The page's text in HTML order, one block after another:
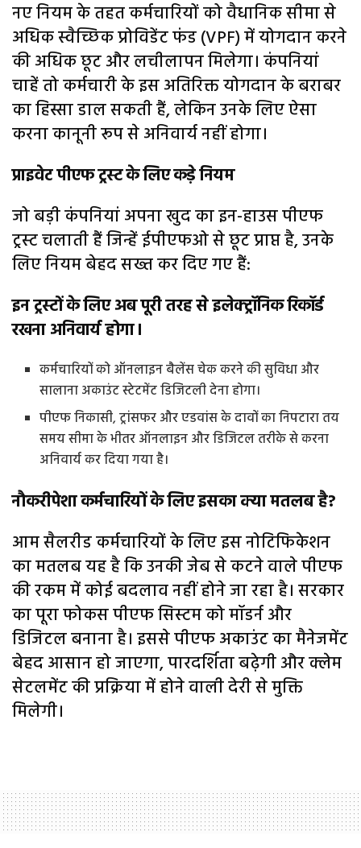
नए नियम के तहत कर्मचारियों को वैधानिक सीमा से
अधिक स्वैच्छिक प्रोविडेंट फंड (VPF) में योगदान करने
की अधिक छूट और लचीलापन मिलेगा। कंपनियां
चाहें तो कर्मचारी के इस अतिरिक्त योगदान के बराबर
का हिस्सा डाल सकती हैं, लेकिन उनके लिए ऐसा
करना कानूनी रूप से अनिवार्य नहीं होगा।
प्राइवेट पीएफ ट्रस्ट के लिए कड़े नियम
जो बड़ी कंपनियां अपना खुद का इन-हाउस पीएफ
ट्रस्ट चलाती हैं जिन्हें ईपीएफओ से छूट प्राप्त है, उनके
लिए नियम बेहद सख्त कर दिए गए हैं:
इन ट्रस्टों के लिए अब पूरी तरह से इलेक्ट्रॉनिक रिकॉर्ड
रखना अनिवार्य होगा।
कर्मचारियों को ऑनलाइन बैलेंस चेक करने की सुविधा और
सालाना अकाउंट स्टेटमेंट डिजिटली देना होगा।
पीएफ निकासी, ट्रांसफर और एडवांस के दावों का निपटारा तय
समय सीमा के भीतर ऑनलाइन और डिजिटल तरीके से करना
अनिवार्य कर दिया गया है।
नौकरीपेशा कर्मचारियों के लिए इसका क्या मतलब है?
आम सैलरीड कर्मचारियों के लिए इस नोटिफिकेशन
का मतलब यह है कि उनकी जेब से कटने वाले पीएफ
की रकम में कोई बदलाव नहीं होने जा रहा है। सरकार
का पूरा फोकस पीएफ सिस्टम को मॉडर्न और
डिजिटल बनाना है। इससे पीएफ अकाउंट का मैनेजमेंट
बेहद आसान हो जाएगा, पारदर्शिता बढ़ेगी और क्लेम
सेटलमेंट की प्रक्रिया में होने वाली देरी से मुक्ति
मिलेगी।